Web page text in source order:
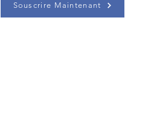
Souscrire Maintenant